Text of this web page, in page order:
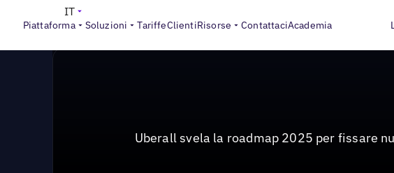
Piattaforma Soluzioni TariffeClientiRisorse ContattaciAcademia
IT
News & Press Uberall presenta la roadmap 2025 per stabilire nuovi
Uberall svela la roadmap 2025 per fissare